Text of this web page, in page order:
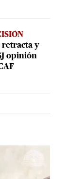
retracta y
opinión